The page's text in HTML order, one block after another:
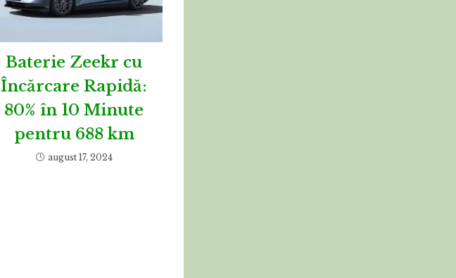
Baterie Zeekr cu
Încărcare Rapidă:
80% în 10 Minute
pentru 688 km
august 17, 2024